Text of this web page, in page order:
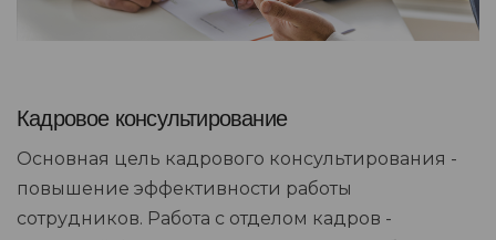
Кадровое консультирование
Основная цель кадрового консультирования -
повышение эффективности работы
сотрудников. Работа с отделом кадров -